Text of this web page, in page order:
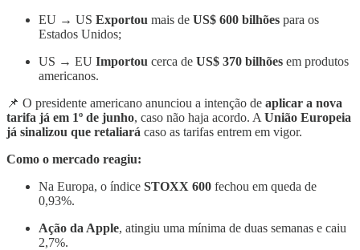
EU → US Exportou mais de US$ 600 bilhões para os
Estados Unidos;
US → EU Importou cerca de US$ 370 bilhões em produtos
americanos.
📌 O presidente americano anunciou a intenção de aplicar a nova
tarifa já em 1º de junho, caso não haja acordo. A União Europeia
já sinalizou que retaliará caso as tarifas entrem em vigor.
Como o mercado reagiu:
Na Europa, o índice STOXX 600 fechou em queda de
0,93%.
Ação da Apple, atingiu uma mínima de duas semanas e caiu
2,7%.